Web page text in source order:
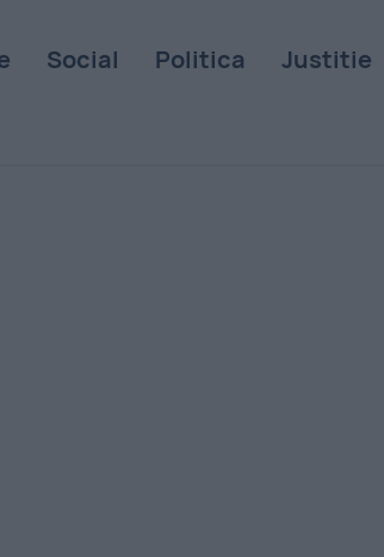
Social Politica Justitie